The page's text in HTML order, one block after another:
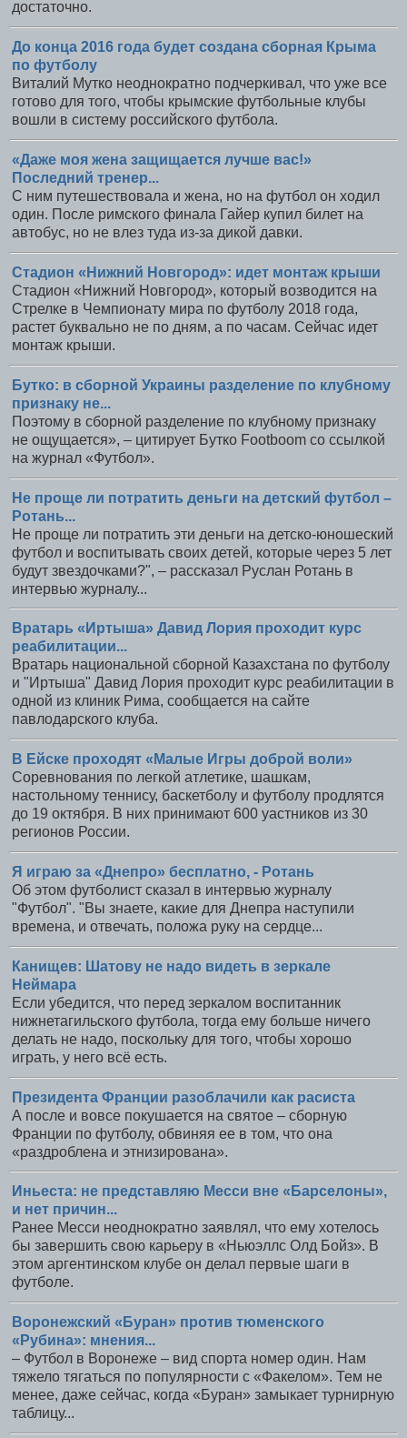
достаточно.
До конца 2016 года будет создана сборная Крыма
по футболу
Виталий Мутко неоднократно подчеркивал, что уже все
готово для того, чтобы крымские футбольные клубы
вошли в систему российского футбола.
«Даже моя жена защищается лучше вас!»
Последний тренер...
С ним путешествовала и жена, но на футбол он ходил
один. После римского финала Гайер купил билет на
автобус, но не влез туда из-за дикой давки.
Стадион «Нижний Новгород»: идет монтаж крыши
Стадион «Нижний Новгород», который возводится на
Стрелке в Чемпионату мира по футболу 2018 года,
растет буквально не по дням, а по часам. Сейчас идет
монтаж крыши.
Бутко: в сборной Украины разделение по клубному
признаку не...
Поэтому в сборной разделение по клубному признаку
не ощущается», – цитирует Бутко Footboom со ссылкой
на журнал «Футбол».
Не проще ли потратить деньги на детский футбол –
Ротань...
Не проще ли потратить эти деньги на детско-юношеский
футбол и воспитывать своих детей, которые через 5 лет
будут звездочками?", – рассказал Руслан Ротань в
интервью журналу...
Вратарь «Иртыша» Давид Лория проходит курс
реабилитации...
Вратарь национальной сборной Казахстана по футболу
и "Иртыша" Давид Лория проходит курс реабилитации в
одной из клиник Рима, сообщается на сайте
павлодарского клуба.
В Ейске проходят «Малые Игры доброй воли»
Соревнования по легкой атлетике, шашкам,
настольному теннису, баскетболу и футболу продлятся
до 19 октября. В них принимают 600 уастников из 30
регионов России.
Я играю за «Днепро» бесплатно, - Ротань
Об этом футболист сказал в интервью журналу
"Футбол". "Вы знаете, какие для Днепра наступили
времена, и отвечать, положа руку на сердце...
Канищев: Шатову не надо видеть в зеркале
Неймара
Если убедится, что перед зеркалом воспитанник
нижнетагильского футбола, тогда ему больше ничего
делать не надо, поскольку для того, чтобы хорошо
играть, у него всё есть.
Президента Франции разоблачили как расиста
А после и вовсе покушается на святое – сборную
Франции по футболу, обвиняя ее в том, что она
«раздроблена и этнизирована».
Иньеста: не представляю Месси вне «Барселоны»,
и нет причин...
Ранее Месси неоднократно заявлял, что ему хотелось
бы завершить свою карьеру в «Ньюэллс Олд Бойз». В
этом аргентинском клубе он делал первые шаги в
футболе.
Воронежский «Буран» против тюменского
«Рубина»: мнения...
– Футбол в Воронеже – вид спорта номер один. Нам
тяжело тягаться по популярности с «Факелом». Тем не
менее, даже сейчас, когда «Буран» замыкает турнирную
таблицу...